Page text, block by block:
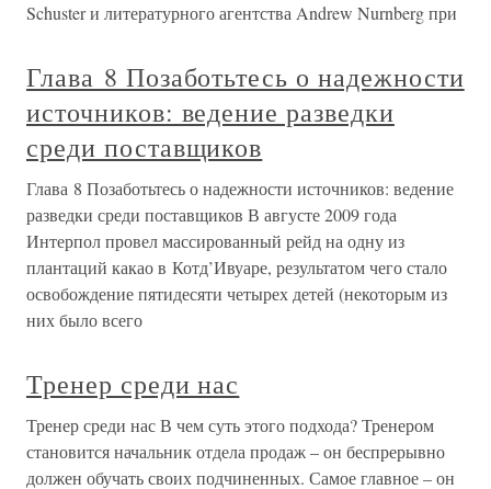
Schuster и литературного агентства Andrew Nurnberg при
Глава 8 Позаботьтесь о надежности
источников: ведение разведки
среди поставщиков
Глава 8 Позаботьтесь о надежности источников: ведение
разведки среди поставщиков В августе 2009 года
Интерпол провел массированный рейд на одну из
плантаций какао в Котд’Ивуаре, результатом чего стало
освобождение пятидесяти четырех детей (некоторым из
них было всего
Тренер среди нас
Тренер среди нас В чем суть этого подхода? Тренером
становится начальник отдела продаж – он беспрерывно
должен обучать своих подчиненных. Самое главное – он